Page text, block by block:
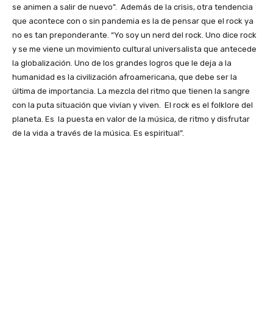
se animen a salir de nuevo”. Además de la crisis, otra tendencia
que acontece con o sin pandemia es la de pensar que el rock ya
no es tan preponderante. “Yo soy un nerd del rock. Uno dice rock
y se me viene un movimiento cultural universalista que antecede
la globalización. Uno de los grandes logros que le deja a la
humanidad es la civilización afroamericana, que debe ser la
última de importancia. La mezcla del ritmo que tienen la sangre
con la puta situación que vivían y viven. El rock es el folklore del
planeta. Es la puesta en valor de la música, de ritmo y disfrutar
de la vida a través de la música. Es espiritual”.